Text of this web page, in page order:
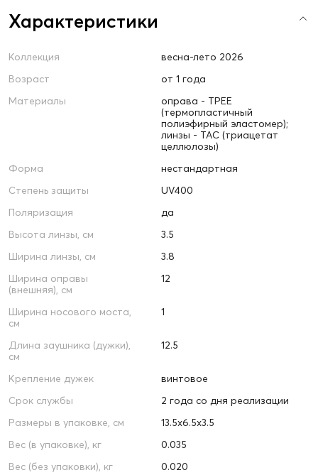
Характеристики
Коллекция
весна-лето 2026
Возраст
от 1 года
Материалы
оправа - TPEE
(термопластичный
полиэфирный эластомер);
линзы - TAC (триацетат
целлюлозы)
Форма
нестандартная
Степень защиты
UV400
Поляризация
да
Высота линзы, см
3.5
Ширина линзы, см
3.8
Ширина оправы
(внешняя), см
12
Ширина носового моста,
см
1
Длина заушника (дужки),
см
12.5
Крепление дужек
винтовое
Срок службы
2 года со дня реализации
Размеры в упаковке, см
13.5х6.5х3.5
Вес (в упаковке), кг
0.035
Вес (без упаковки), кг
0.020